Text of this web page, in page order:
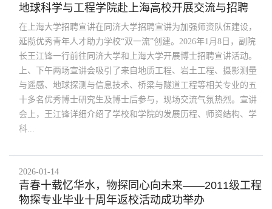
地球科学与工程学院赴上海高校开展交流与招聘
在上海大学招聘宣讲在同济大学招聘宣讲为加强师资队伍建设，
延揽优秀青年人才助力学校“双一流”创建。2026年1月8日，副院
长王江锋一行前往同济大学和上海大学开展博士招聘宣讲活动。
上、下午两场宣讲会吸引了来自地质工程、岩土工程、摄影测量
与遥感、地球探测与信息技术、桥梁与隧道工程等相关专业的五
十多名优秀博士研究生及博士后参与，现场交流气氛热烈。宣讲
会上，王江锋详细介绍了学校和学院的发展历程、师资结构、学
科...
2026-01-14
青春十载忆华水，物探同心向未来——2011级工程
物探专业毕业十周年返校活动成功举办